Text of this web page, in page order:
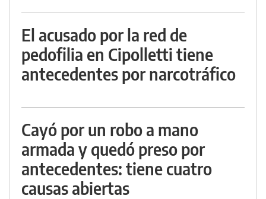
El acusado por la red de
pedofilia en Cipolletti tiene
antecedentes por narcotráfico
Cayó por un robo a mano
armada y quedó preso por
antecedentes: tiene cuatro
causas abiertas